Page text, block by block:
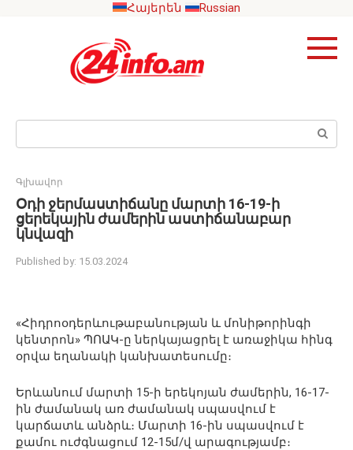
Հայերեն Russian
Search:
Գլխավոր
Օդի ջերմաստիճանը մարտի 16-19-ի
ցերեկային ժամերին աստիճանաբար
կնվազի
Published by: 15.03.2024
«Հիդրոօդերևութաբանության և մոնիթորինգի
կենտրոն» ՊՈԱԿ-ը ներկայացրել է առաջիկա հինգ
օրվա եղանակի կանխատեսումը։
Երևանում մարտի 15-ի երեկոյան ժամերին, 16-17-
ին ժամանակ առ ժամանակ սպասվում է
կարճատև անձրև։ Մարտի 16-ին սպասվում է
քամու ուժգնացում 12-15մ/վ արագությամբ։